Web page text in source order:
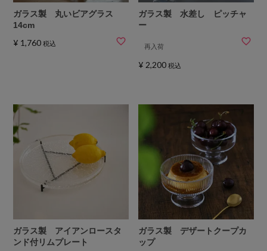
ガラス製 丸いビアグラス
14cm
¥ 1,760 税込
ガラス製 水差し ピッチャ
ー
再入荷
¥ 2,200 税込
ガラス製 アイアンロースタ
ンド付リムプレート
ガラス製 デザートクープカ
ップ